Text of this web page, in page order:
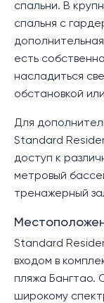
спальни. В
спальня с
есть
насладиться
обстановкой
Для
Standard
доступ к
метровый
тренажерный
Standard
входом в
пляжа Бангтао.
широкому